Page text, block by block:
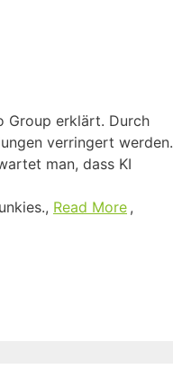
Group erklärt. Durch
verringert werden.
man, dass KI
Read More ,